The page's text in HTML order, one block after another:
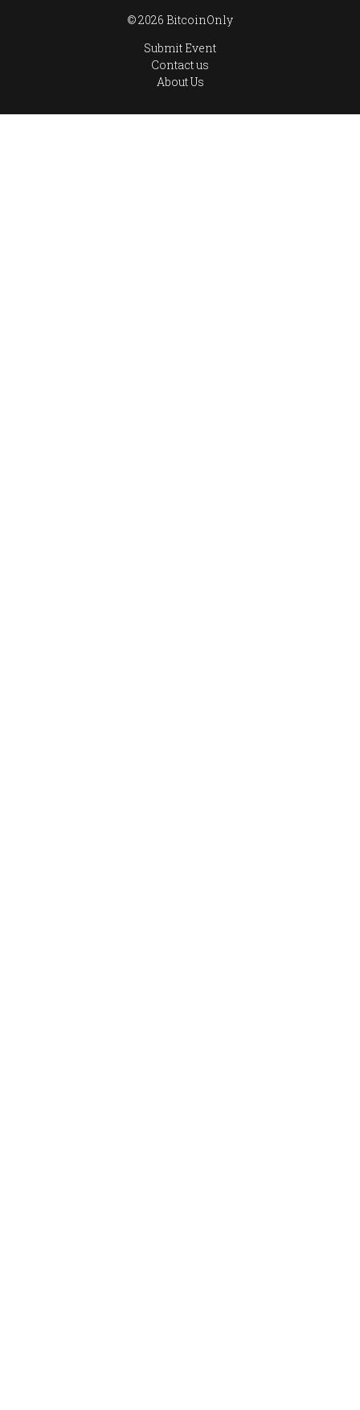
© 2026 BitcoinOnly
Submit Event
Contact us
About Us